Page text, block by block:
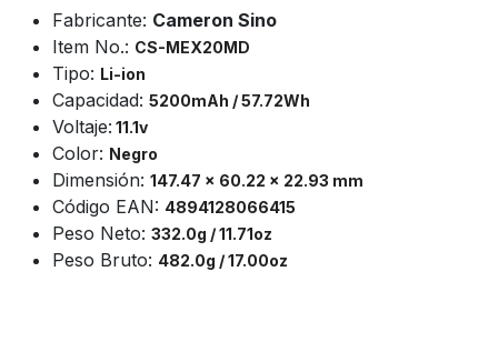
Fabricante: Cameron Sino
Item No.: CS-MEX20MD
Tipo: Li-ion
Capacidad: 5200mAh / 57.72Wh
Voltaje: 11.1v
Color: Negro
Dimensión: 147.47 x 60.22 x 22.93 mm
Código EAN: 4894128066415
Peso Neto: 332.0g / 11.71oz
Peso Bruto: 482.0g / 17.00oz